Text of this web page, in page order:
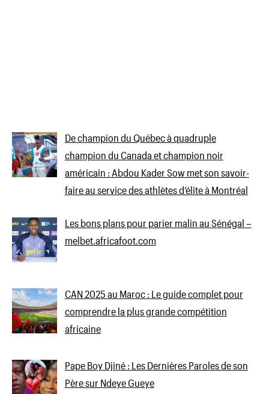
De champion du Québec à quadruple
champion du Canada et champion noir
américain : Abdou Kader Sow met son savoir-
faire au service des athlètes d’élite à Montréal
Les bons plans pour parier malin au Sénégal –
melbet.africafoot.com
CAN 2025 au Maroc : Le guide complet pour
comprendre la plus grande compétition
africaine
Pape Boy Djiné : Les Dernières Paroles de son
Père sur Ndeye Gueye